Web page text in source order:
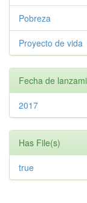
Pobreza
Proyecto de vida
Fecha de
2017
Has File(s)
true